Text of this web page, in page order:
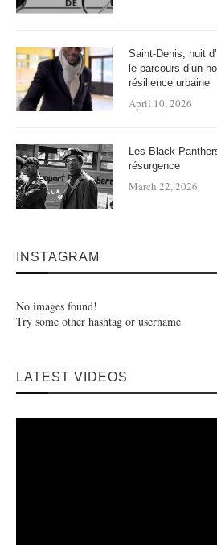
Saint-Denis, nuit
le parcours d’un
résilience urbaine
April 10, 2026
Les Black
résurgence
March 22, 2026
INSTAGRAM
No images found!
Try some other hashtag or username
LATEST VIDEOS